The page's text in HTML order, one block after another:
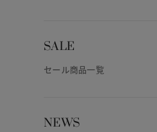
SALE
セール商品一覧
NEWS